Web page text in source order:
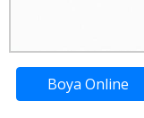
Boya Online